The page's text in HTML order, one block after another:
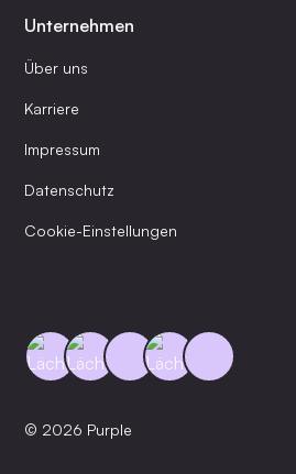
Unternehmen
Über uns
Karriere
Impressum
Datenschutz
Cookie-Einstellungen
© 2026 Purple